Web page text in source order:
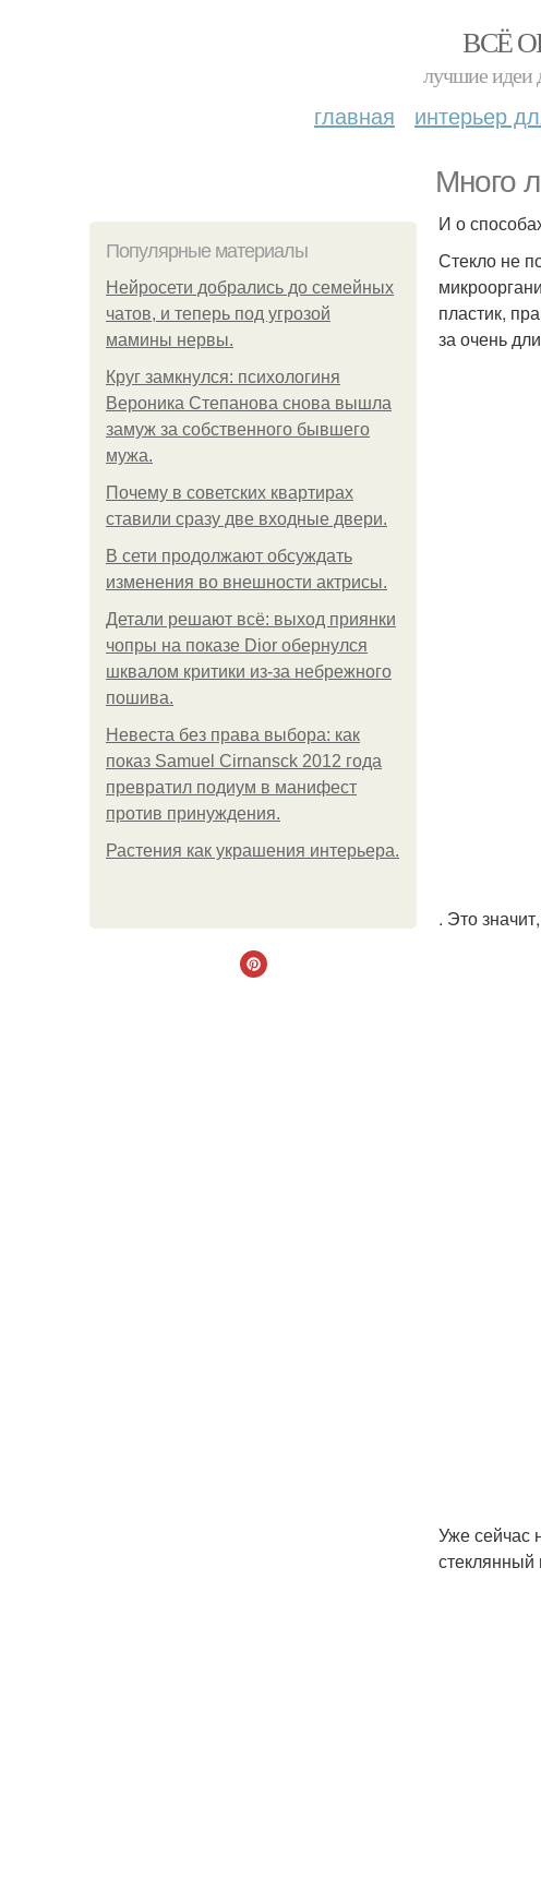
ВСЁ
лучшие идеи
главная интерьер
Много
Популярные материалы
Нейросети добрались до семейных
чатов, и теперь под угрозой
мамины нервы.
Круг замкнулся: психологиня
Вероника Степанова снова вышла
замуж за собственного бывшего
мужа.
Почему в советских квартирах
ставили сразу две входные двери.
В сети продолжают обсуждать
изменения во внешности актрисы.
Детали решают всё: выход приянки
чопры на показе Dior обернулся
шквалом критики из-за небрежного
пошива.
Невеста без права выбора: как
показ Samuel Cirnansck 2012 года
превратил подиум в манифест
против принуждения.
Растения как украшения интерьера.
И о
Стекло не
пластик,
за очень
. Это
Уже сейчас